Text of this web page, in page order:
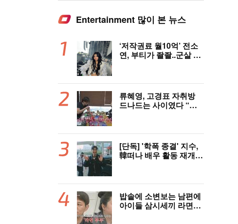
Entertainment 많이 본 뉴스
‘저작권료 월10억’ 전소
연, 부티가 좔좔..군살 제
류혜영, 고경표 자취방
드나드는 사이였다 “부
[단독] '학폭 종결' 지수,
韓떠나 배우 활동 재개
터뷰)
밥솥에 소변보는 남편에
아이들 삼시세끼 라면…